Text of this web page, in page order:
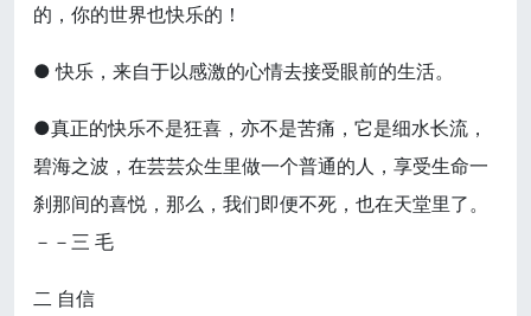
的，你的世界也快乐的！
● 快乐，来自于以感激的心情去接受眼前的生活。
●真正的快乐不是狂喜，亦不是苦痛，它是细水长流，
碧海之波，在芸芸众生里做一个普通的人，享受生命一
刹那间的喜悦，那么，我们即便不死，也在天堂里了。
－－三 毛
二 自信